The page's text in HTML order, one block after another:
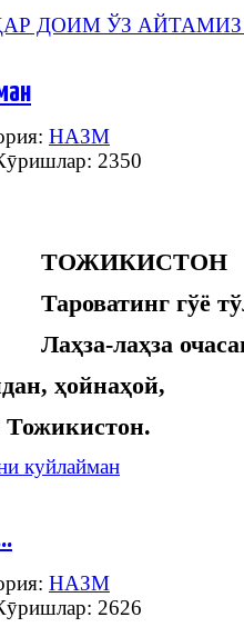
ҲАР ДОИМ ЎЗ
НАЗМ
2350
ТОЖИКИСТОН
Тароватинг гўё
Лаҳза-лаҳза
ҳойнаҳой,
куйлайман
НАЗМ
2626